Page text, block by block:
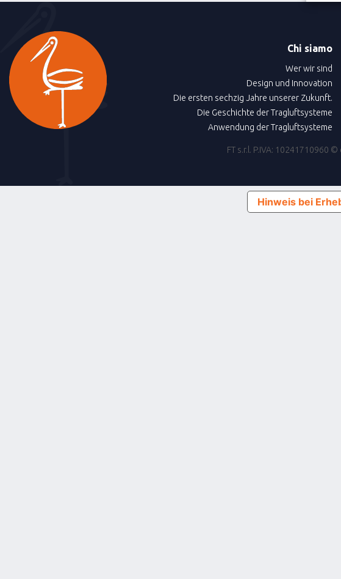
Chi siamo
Wer wir sind
Design und Innovation
Die ersten sechzig Jahre unserer Zukunft.
Die Geschichte der Tragluftsysteme
Anwendung der Tragluftsysteme
FT s.r.l. P.IVA: 10241710960 ©
Hinweis bei